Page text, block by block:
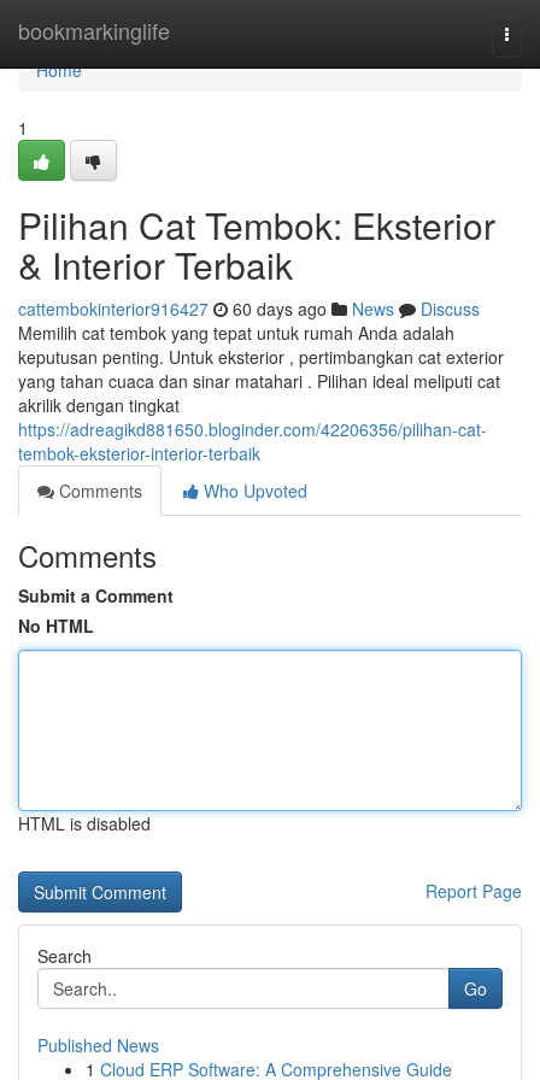
bookmarkinglife
Home
Home
1
Pilihan Cat Tembok: Eksterior
& Interior Terbaik
cattembokinterior916427 60 days ago News
Discuss
Memilih cat tembok yang tepat untuk rumah Anda adalah
keputusan penting. Untuk eksterior , pertimbangkan cat exterior
yang tahan cuaca dan sinar matahari . Pilihan ideal meliputi cat
akrilik dengan tingkat
https://adreagikd881650.bloginder.com/42206356/pilihan-cat-
tembok-eksterior-interior-terbaik
Comments
Who Upvoted
Comments
Submit a Comment
No HTML
HTML is disabled
Report Page
Search
Go
Published News
1 Cloud ERP Software: A Comprehensive Guide